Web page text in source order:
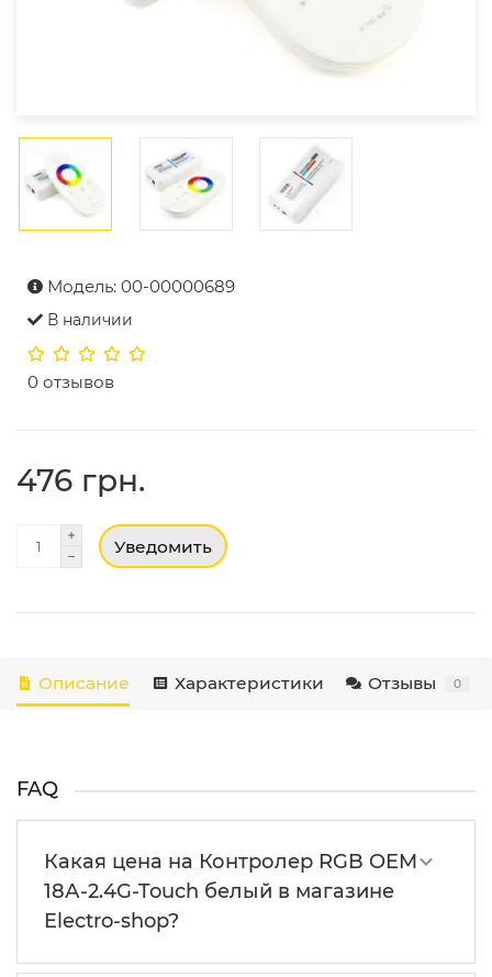
Модель: 00-00000689
В наличии
0 отзывов
476 грн.
Уведомить
Описание Характеристики Отзывы 0
FAQ
Какая цена на Контролер RGB OEM
18А-2.4G-Touch белый в магазине
Electro-shop?